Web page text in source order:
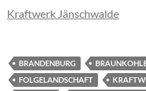
Kraftwerk Jänschwalde
BRANDENBURG
FOLGELANDSCHAFT